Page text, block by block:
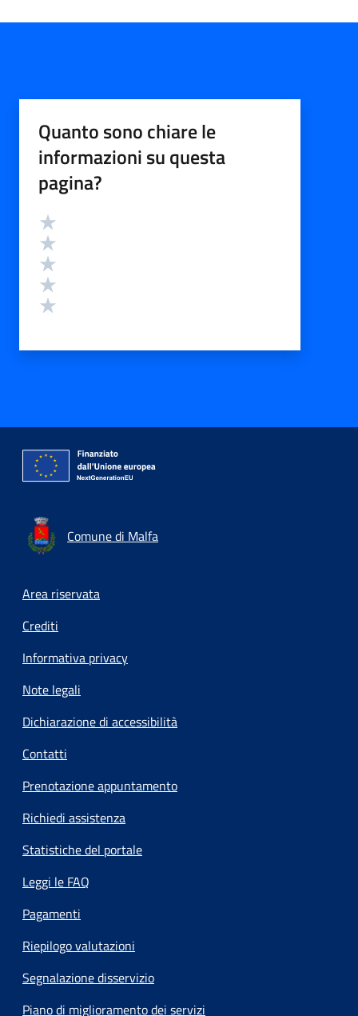
Quanto sono chiare le
informazioni su questa
pagina?
Valutazione
Comune di Malfa
Footer menu
Area riservata
Crediti
Informativa privacy
Note legali
Dichiarazione di accessibilità
Contatti
Prenotazione appuntamento
Richiedi assistenza
Statistiche del portale
Leggi le FAQ
Pagamenti
Riepilogo valutazioni
Segnalazione disservizio
Piano di miglioramento dei servizi